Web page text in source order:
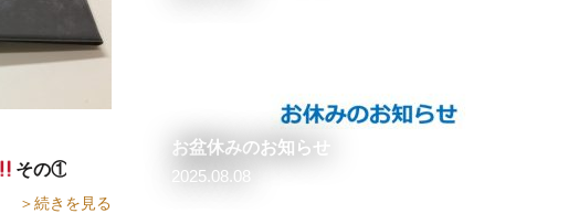
その①
＞続きを見る
お盆休みのお知らせ
2025.08.08